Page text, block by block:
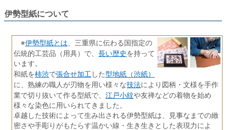
伊勢型紙について
※伊勢型紙とは 、三重県に伝わる国指定の
伝統的工芸品（用具）で、 長い歴史を持って
います。
和紙を柿渋で張合せ加工 した型地紙（渋紙）
に、熟練の職人が刃物を用い様々な技法により図柄・文様を手作
業で切り抜いて作る型紙で、 江戸小紋や友禅などの着物を始め
様々な染色に用いられてきました。
卓越した技術によって生み出される伊勢型紙は、見事なまでの緻
密さや手彫りがもたらす温かい線・生き生きとした表現力によ